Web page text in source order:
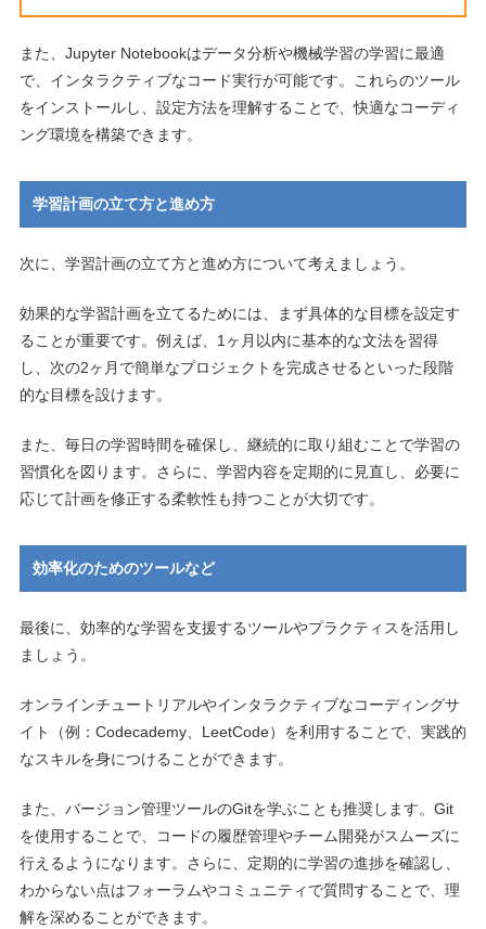
また、Jupyter Notebookはデータ分析や機械学習の学習に最適
で、インタラクティブなコード実行が可能です。これらのツール
をインストールし、設定方法を理解することで、快適なコーディ
ング環境を構築できます。
学習計画の立て方と進め方
次に、学習計画の立て方と進め方について考えましょう。
効果的な学習計画を立てるためには、まず具体的な目標を設定す
ることが重要です。例えば、1ヶ月以内に基本的な文法を習得
し、次の2ヶ月で簡単なプロジェクトを完成させるといった段階
的な目標を設けます。
また、毎日の学習時間を確保し、継続的に取り組むことで学習の
習慣化を図ります。さらに、学習内容を定期的に見直し、必要に
応じて計画を修正する柔軟性も持つことが大切です。
効率化のためのツールなど
最後に、効率的な学習を支援するツールやプラクティスを活用し
ましょう。
オンラインチュートリアルやインタラクティブなコーディングサ
イト（例：Codecademy、LeetCode）を利用することで、実践的
なスキルを身につけることができます。
また、バージョン管理ツールのGitを学ぶことも推奨します。Git
を使用することで、コードの履歴管理やチーム開発がスムーズに
行えるようになります。さらに、定期的に学習の進捗を確認し、
わからない点はフォーラムやコミュニティで質問することで、理
解を深めることができます。